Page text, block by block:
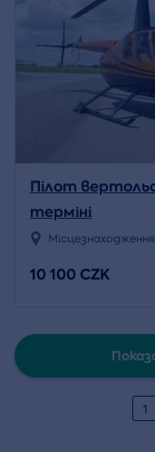
Пілот
терміні
10 100 CZK
1